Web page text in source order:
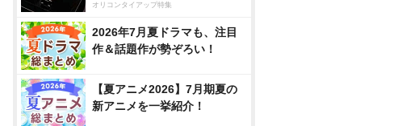
オリコンタイアップ特集
2026年7月夏ドラマも、注目
作＆話題作が勢ぞろい！
【夏アニメ2026】7月期夏の
新アニメを一挙紹介！